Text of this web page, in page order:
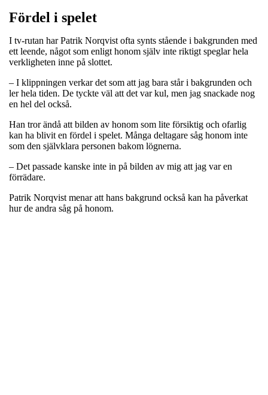
Fördel i spelet
I tv-rutan har Patrik Norqvist ofta synts stående i bakgrunden med
ett leende, något som enligt honom själv inte riktigt speglar hela
verkligheten inne på slottet.
– I klippningen verkar det som att jag bara står i bakgrunden och
ler hela tiden. De tyckte väl att det var kul, men jag snackade nog
en hel del också.
Han tror ändå att bilden av honom som lite försiktig och ofarlig
kan ha blivit en fördel i spelet. Många deltagare såg honom inte
som den självklara personen bakom lögnerna.
– Det passade kanske inte in på bilden av mig att jag var en
förrädare.
Patrik Norqvist menar att hans bakgrund också kan ha påverkat
hur de andra såg på honom.